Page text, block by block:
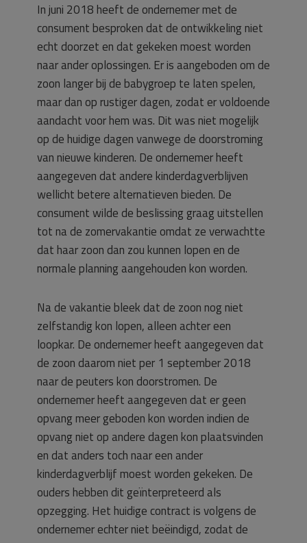
In juni 2018 heeft de ondernemer met de
consument besproken dat de ontwikkeling niet
echt doorzet en dat gekeken moest worden
naar ander oplossingen. Er is aangeboden om de
zoon langer bij de babygroep te laten spelen,
maar dan op rustiger dagen, zodat er voldoende
aandacht voor hem was. Dit was niet mogelijk
op de huidige dagen vanwege de doorstroming
van nieuwe kinderen. De ondernemer heeft
aangegeven dat andere kinderdagverblijven
wellicht betere alternatieven bieden. De
consument wilde de beslissing graag uitstellen
tot na de zomervakantie omdat ze verwachtte
dat haar zoon dan zou kunnen lopen en de
normale planning aangehouden kon worden.
Na de vakantie bleek dat de zoon nog niet
zelfstandig kon lopen, alleen achter een
loopkar. De ondernemer heeft aangegeven dat
de zoon daarom niet per 1 september 2018
naar de peuters kon doorstromen. De
ondernemer heeft aangegeven dat er geen
opvang meer geboden kon worden indien de
opvang niet op andere dagen kon plaatsvinden
en dat anders toch naar een ander
kinderdagverblijf moest worden gekeken. De
ouders hebben dit geïnterpreteerd als
opzegging. Het huidige contract is volgens de
ondernemer echter niet beëindigd, zodat de